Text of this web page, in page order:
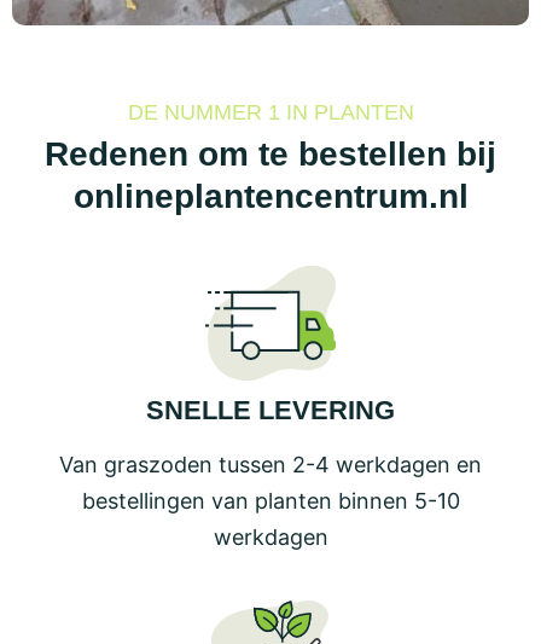
DE NUMMER 1 IN PLANTEN
Redenen om te bestellen bij
onlineplantencentrum.nl
SNELLE LEVERING
Van graszoden tussen 2-4 werkdagen en
bestellingen van planten binnen 5-10
werkdagen